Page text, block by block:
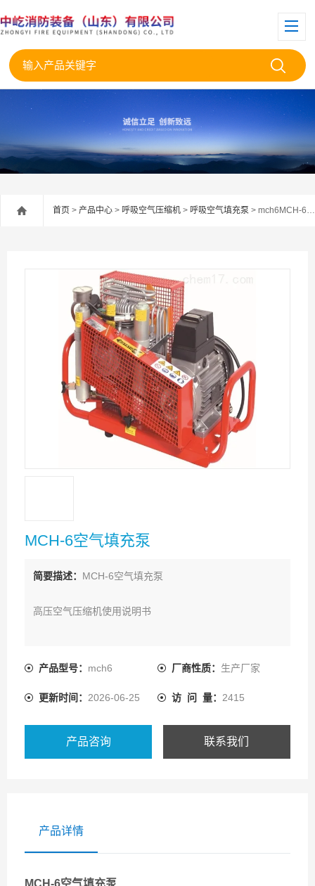
首页 > 产品中心 > 呼吸空气压缩机 > 呼吸空气填充泵 > mch6MCH-6空气填充泵
MCH-6空气填充泵
简要描述： MCH-6空气填充泵
高压空气压缩机使用说明书
产品型号： mch6 厂商性质： 生产厂家
更新时间： 2026-06-25 访 问 量： 2415
产品咨询 联系我们
产品详情
MCH-6空气填充泵